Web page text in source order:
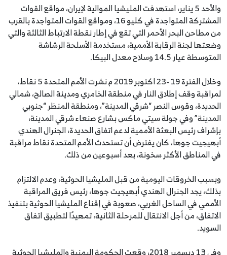
والأحد 5 يناير، استهدفت المليشيا الموالية لإيران، مواقع القوات
المشتركة المتواجدة في كليو 16، ومواقع القوات المتواجدة بالقرب
من مطاحن البحر الأحمر التي تقع في إطار نقطة الارتباط الثالثة والتي
وضعتها لجنة الرقابة الأممية، مستخدمة الأسلحة الرشاشة
المتوسطة عيار 14.5 وسلاح معدل البيكا.
وخلال الفترة 19 -23 اكتوبر 2019 م نشرت الأمم المتحدة 5 نقاط،
لمراقبة وقف إطلاق النار في منطقة الخامري ومدينة الصالح، شمالي
الحديدة، وقوس النصر “شرقي المدينة”، ‎ومنطقة المنظر “جنوبي
المدينة” وفي جولة سيتي ماكس بشارع صنعاء شرقي المدينة،
بإشراف رئيس البعثة الأممية لدعم اتفاق الحديدة، الجنرال الهندي
أبهيجيت جوها، كان يفترض أن تستحدث الأمم المتحدة نقاط مراقبة
في المناطق الأكثر سخونة، بعد أسبوعين من ذلك.
وبسبب الخروقات اليومية من قبل المليشيا الحوثية، وعدم الالتزام
بذلك، يجد الجنرال الهندي أبهيجيت جوها، رئيس فريق المراقبة
الأممي في الساحل الغربي، صعوبة في إقناع المليشيا الحوثية بتنفيذ
الاتفاق، من أجل الانتقال للمرحلة الثانية، تمهيدًا لتطبيق اتفاق
السويد.
وفي 13 ديسمبر 2018، وقعت الحكومة اليمنية والمليشيا الحوثية